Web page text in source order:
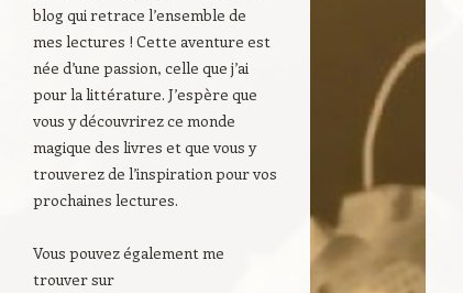
blog qui retrace l’ensemble de
mes lectures ! Cette aventure est
née d’une passion, celle que j’ai
pour la littérature. J’espère que
vous y découvrirez ce monde
magique des livres et que vous y
trouverez de l’inspiration pour vos
prochaines lectures.
Vous pouvez également me
trouver sur